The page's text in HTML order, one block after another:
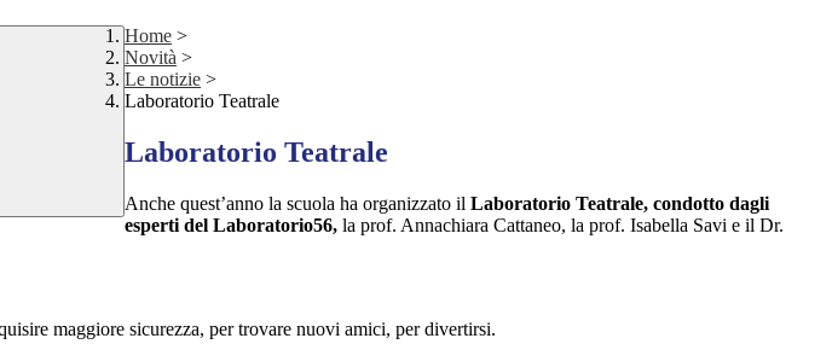
Home >
Novità >
Le notizie >
Laboratorio Teatrale
Laboratorio Teatrale
Anche quest’anno la scuola ha organizzato il Laboratorio Teatrale, condotto dagli
esperti del Laboratorio56, la prof. Annachiara Cattaneo, la prof. Isabella Savi e il Dr.
maggiore sicurezza, per trovare nuovi amici, per divertirsi.